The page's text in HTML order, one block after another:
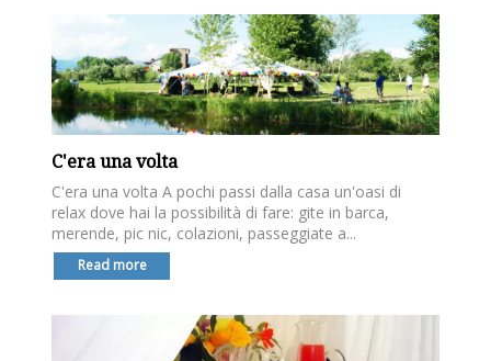
C'era una volta
C'era una volta A pochi passi dalla casa un'oasi di
relax dove hai la possibilità di fare: gite in barca,
merende, pic nic, colazioni, passeggiate a...
Read more